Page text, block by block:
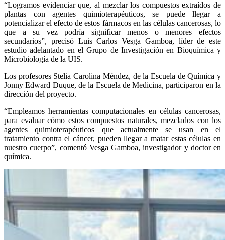
“Logramos evidenciar que, al mezclar los compuestos extraídos de
plantas con agentes quimioterapéuticos, se puede llegar a
potencializar el efecto de estos fármacos en las células cancerosas, lo
que a su vez podría significar menos o menores efectos
secundarios”, precisó Luis Carlos Vesga Gamboa, líder de este
estudio adelantado en el Grupo de Investigación en Bioquímica y
Microbiología de la UIS.
Los profesores Stelia Carolina Méndez, de la Escuela de Química y
Jonny Edward Duque, de la Escuela de Medicina, participaron en la
dirección del proyecto.
“Empleamos herramientas computacionales en células cancerosas,
para evaluar cómo estos compuestos naturales, mezclados con los
agentes quimioterapéuticos que actualmente se usan en el
tratamiento contra el cáncer, pueden llegar a matar estas células en
nuestro cuerpo”, comentó Vesga Gamboa, investigador y doctor en
química.